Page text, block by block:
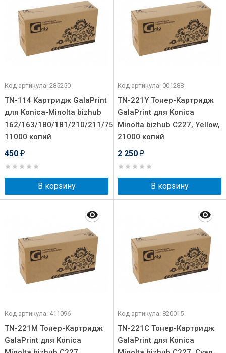
Код артикула: 285250
TN-114 Картридж GalaPrint
для Konica-Minolta bizhub
162/163/180/181/210/211/7521/7621/7622/Di/152/182/
11000 копий
450 ₽
В корзину
Код артикула: 001288
TN-221Y Тонер-Картридж
GalaPrint для Konica
Minolta bizhub C227, Yellow,
21000 копий
2 250 ₽
В корзину
Код артикула: 411096
TN-221M Тонер-Картридж
GalaPrint для Konica
Код артикула: 820015
TN-221C Тонер-Картридж
GalaPrint для Konica